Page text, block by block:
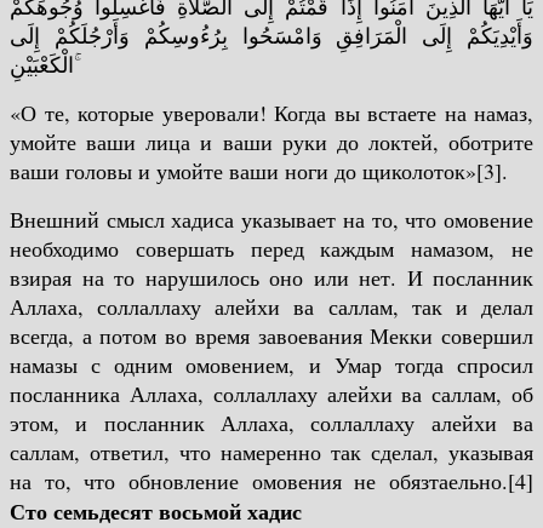
يَا أَيُّهَا الَّذِينَ آمَنُوا إِذَا قُمْتُمْ إِلَى الصَّلَاةِ فَاغْسِلُوا وُجُوهَكُمْ
وَأَيْدِيَكُمْ إِلَى الْمَرَافِقِ وَامْسَحُوا بِرُءُوسِكُمْ وَأَرْجُلَكُمْ إِلَى
الْكَعْبَيْنِ ۚ
«О те, которые уверовали! Когда вы встаете на намаз,
умойте ваши лица и ваши руки до локтей, оботрите
ваши головы и умойте ваши ноги до щиколоток»[3].
Внешний смысл хадиса указывает на то, что омовение
необходимо совершать перед каждым намазом, не
взирая на то нарушилось оно или нет. И посланник
Аллаха, соллаллаху алейхи ва саллам, так и делал
всегда, а потом во время завоевания Мекки совершил
намазы с одним омовением, и Умар тогда спросил
посланника Аллаха, соллаллаху алейхи ва саллам, об
этом, и посланник Аллаха, соллаллаху алейхи ва
саллам, ответил, что намеренно так сделал, указывая
на то, что обновление омовения не обязтаельно.[4]
Сто семьдесят восьмой хадис